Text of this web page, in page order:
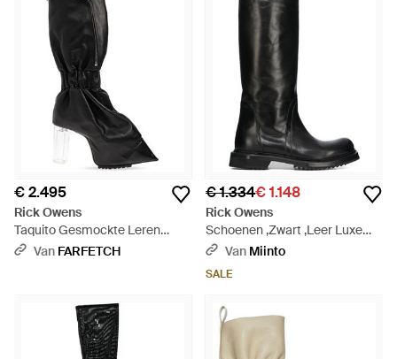
€ 2.495
Rick Owens
Taquito Gesmockte Leren
Laarzen - Zwart
Van FARFETCH
€ 1.334€ 1.148
Rick Owens
Schoenen ,Zwart ,Leer Luxe
Enkellaarzen Voor Vrouwen -
Van Miinto
SALE